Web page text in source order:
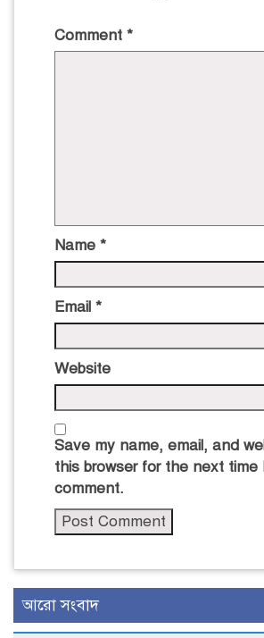
Comment *
Name *
Email *
Website
Save my name, email, and
this browser for the next time
comment.
আরো সংবাদ